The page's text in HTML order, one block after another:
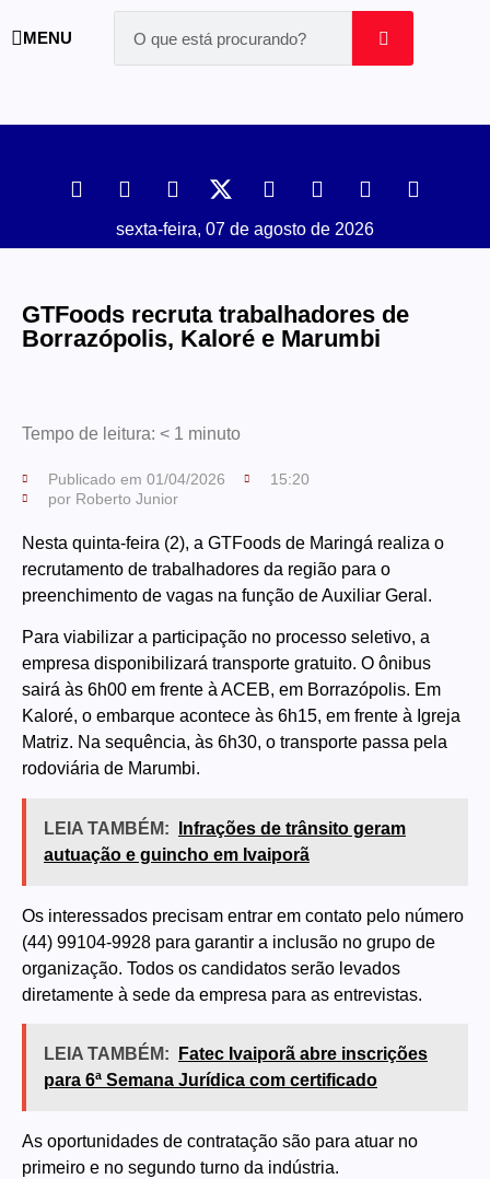
MENU
sexta-feira, 07 de agosto de 2026
GTFoods recruta trabalhadores de
Borrazópolis, Kaloré e Marumbi
Tempo de leitura: < 1 minuto
Publicado em 01/04/2026
15:20
por Roberto Junior
Nesta quinta-feira (2), a GTFoods de Maringá realiza o
recrutamento de trabalhadores da região para o
preenchimento de vagas na função de Auxiliar Geral.
Para viabilizar a participação no processo seletivo, a
empresa disponibilizará transporte gratuito. O ônibus
sairá às 6h00 em frente à ACEB, em Borrazópolis. Em
Kaloré, o embarque acontece às 6h15, em frente à Igreja
Matriz. Na sequência, às 6h30, o transporte passa pela
rodoviária de Marumbi.
LEIA TAMBÉM:
Infrações de trânsito geram
autuação e guincho em Ivaiporã
Os interessados precisam entrar em contato pelo número
(44) 99104-9928 para garantir a inclusão no grupo de
organização. Todos os candidatos serão levados
diretamente à sede da empresa para as entrevistas.
LEIA TAMBÉM:
Fatec Ivaiporã abre inscrições
para 6ª Semana Jurídica com certificado
As oportunidades de contratação são para atuar no
primeiro e no segundo turno da indústria.